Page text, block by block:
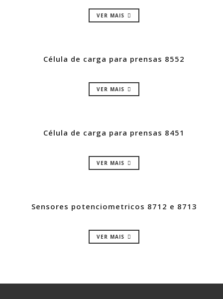
VER MAIS
Célula de carga para prensas 8552
VER MAIS
Célula de carga para prensas 8451
VER MAIS
Sensores potenciometricos 8712 e 8713
VER MAIS